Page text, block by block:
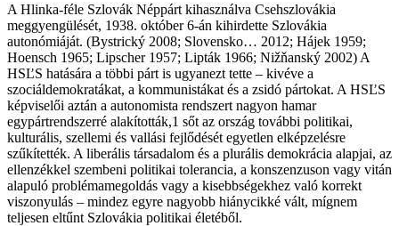
A Hlinka-féle Szlovák Néppárt kihasználva Csehszlovákia
meggyengülését, 1938. október 6-án kihirdette Szlovákia
autonómiáját. (Bystrický 2008; Slovensko… 2012; Hájek 1959;
Hoensch 1965; Lipscher 1957; Lipták 1966; Nižňanský 2002) A
HSĽS hatására a többi párt is ugyanezt tette – kivéve a
szociáldemokratákat, a kommunistákat és a zsidó pártokat. A HSĽS
képviselői aztán a autonomista rendszert nagyon hamar
egypártrendszerré alakították,1 sőt az ország további politikai,
kulturális, szellemi és vallási fejlődését egyetlen elképzelésre
szűkítették. A liberális társadalom és a plurális demokrácia alapjai, az
ellenzékkel szembeni politikai tolerancia, a konszenzuson vagy vitán
alapuló problémamegoldás vagy a kisebbségekhez való korrekt
viszonyulás – mindez egyre nagyobb hiánycikké vált, mígnem
teljesen eltűnt Szlovákia politikai életéből.